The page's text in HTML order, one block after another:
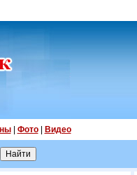
| Фото| Видео